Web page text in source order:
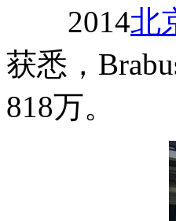
2014北
获悉，
818万。